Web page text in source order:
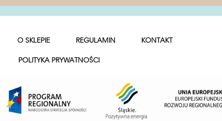
O SKLEPIE REGULAMIN KONTAKT
POLITYKA PRYWATNOŚCI